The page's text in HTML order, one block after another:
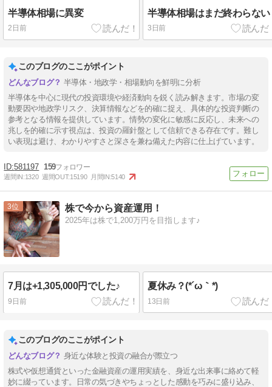
半導体相場に異変
2日前
半導体相場はまだ終わらない
3日前
このブログのここがポイント
半導体・地政学・相場動向を鮮明に分析
半導体を中心に現代の投資環境や経済動向を鋭く読み解きます。市場の変
動要因や地政学リスク、決算情報などを的確に捉え、具体的な投資判断の
参考となる情報を提供しています。情勢の変化に敏感に反応し、未来への
兆しを的確に示す視点は、投資の羅針盤として信頼できる存在です。難し
い表現は避け、わかりやすさと深さを兼ね備えた内容に仕上げています。
581197 159
週間IN:1320 週間OUT:15190 月間IN:5140
3 株で今から資産運用！
2025年は株で1,200万円を目指します♪
7月は+1,305,000円でした♪
9日前
夏休み？(*´ω｀*)
13日前
このブログのここがポイント
身近な体験と投資の融合が際立つ
株式や仮想通貨といった金融資産の運用実績を、身近な出来事に絡めて軽
妙に綴っています。日常の気づきやちょっとした感動を巧みに盛り込み、